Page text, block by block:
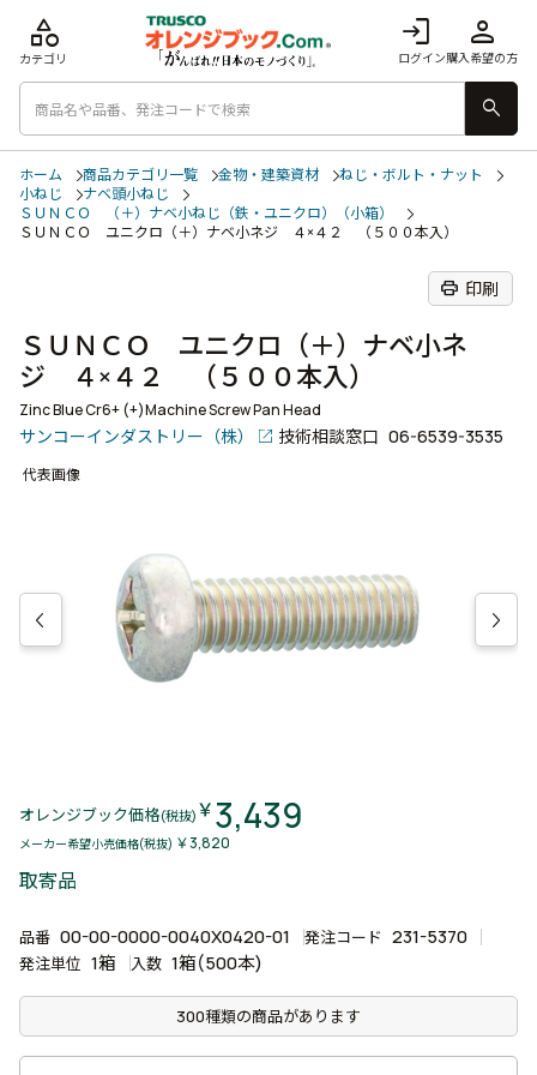
login
ログイン
person
購入希望の方
category
カテゴリ
search
ホーム 商品カテゴリ一覧 金物・建築資材
ねじ・ボルト・ナット
小ねじ
ナベ頭小ねじ
ＳＵＮＣＯ （＋）ナベ小ねじ（鉄・ユニクロ）（小箱）
ＳＵＮＣＯ ユニクロ（＋）ナベ小ネジ ４×４２ （５００本入）
print 印刷
ＳＵＮＣＯ ユニクロ（＋）ナベ小ネ
ジ ４×４２ （５００本入）
Zinc Blue Cr6+ (+)Machine Screw Pan Head
サンコーインダストリー（株） 技術相談窓口 06-6539-3535
代表画像
オレンジブック価格(税抜) ￥3,439
メーカー希望小売価格(税抜) ￥3,820
取寄品
品番 00-00-0000-0040X0420-01 発注コード 231-5370
発注単位 1箱 入数 1箱(500本)
300種類の商品があります